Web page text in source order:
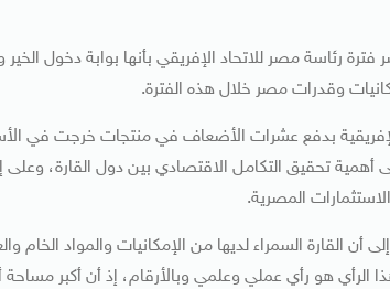
رئاسة مصر للاتحاد الإفريقي بأنها بوابة دخول الخير
وقدرات مصر خلال هذه الفترة.
بدفع عشرات الأضعاف في منتجات خرجت في
تحقيق التكامل الاقتصادي بين دول القارة، وعلى
المصرية.
أن القارة السمراء لديها من الإمكانيات والمواد
الرأي هو رأي عملي وعلمي وبالأرقام، إذ أن أكبر